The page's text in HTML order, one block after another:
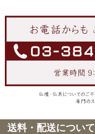
送料・配送について